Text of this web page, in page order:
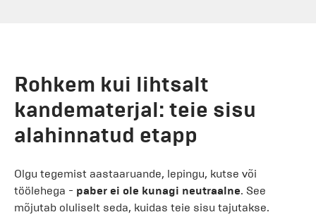
Rohkem kui lihtsalt
kandematerjal: teie sisu
alahinnatud etapp
Olgu tegemist aastaaruande, lepingu, kutse või
töölehega - paber ei ole kunagi neutraalne. See
mõjutab oluliselt seda, kuidas teie sisu tajutakse.